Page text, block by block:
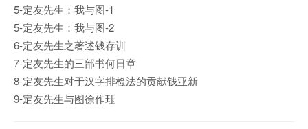
5-定友先生：我与图-1
5-定友先生：我与图-2
6-定友先生之著述钱存训
7-定友先生的三部书何日章
8-定友先生对于汉字排检法的贡献钱亚新
9-定友先生与图徐作珏